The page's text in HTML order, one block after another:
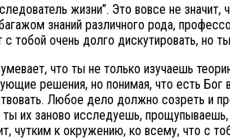
жизни”. Это вовсе не
знаний различного рода,
тобой очень долго дискутировать, но
что ты не только изучаешь
решения, но понимая, что есть Бог
Любое дело должно созреть и
их заново исследуешь,
чутким к окружению, ко всему, что с